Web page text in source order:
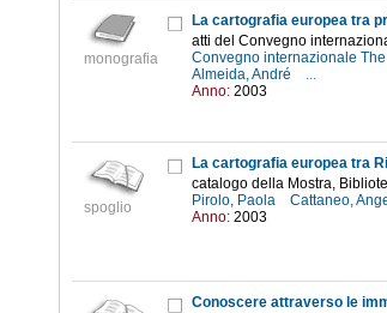
monografia
La cartografia europea tra
atti del Convegno
Convegno internazionale
Almeida, André
...
Anno: 2003
spoglio
La cartografia europea tra
catalogo della Mostra,
Pirolo, Paola
Cattaneo,
Anno: 2003
Conoscere attraverso le